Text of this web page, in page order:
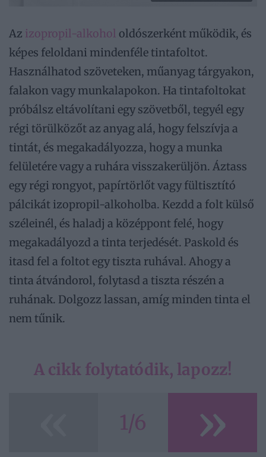
Az izopropil-alkohol oldószerként működik, és
képes feloldani mindenféle tintafoltot.
Használhatod szöveteken, műanyag tárgyakon,
falakon vagy munkalapokon. Ha tintafoltokat
próbálsz eltávolítani egy szövetből, tegyél egy
régi törülközőt az anyag alá, hogy felszívja a
tintát, és megakadályozza, hogy a munka
felületére vagy a ruhára visszakerüljön. Áztass
egy régi rongyot, papírtörlőt vagy fültisztító
pálcikát izopropil-alkoholba. Kezdd a folt külső
széleinél, és haladj a középpont felé, hogy
megakadályozd a tinta terjedését. Paskold és
itasd fel a foltot egy tiszta ruhával. Ahogy a
tinta átvándorol, folytasd a tiszta részén a
ruhának. Dolgozz lassan, amíg minden tinta el
nem tűnik.
A cikk folytatódik, lapozz!
1/6 »